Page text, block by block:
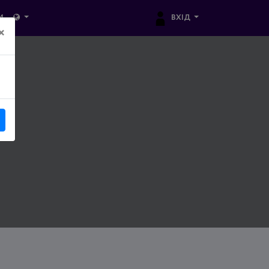
ВХІД